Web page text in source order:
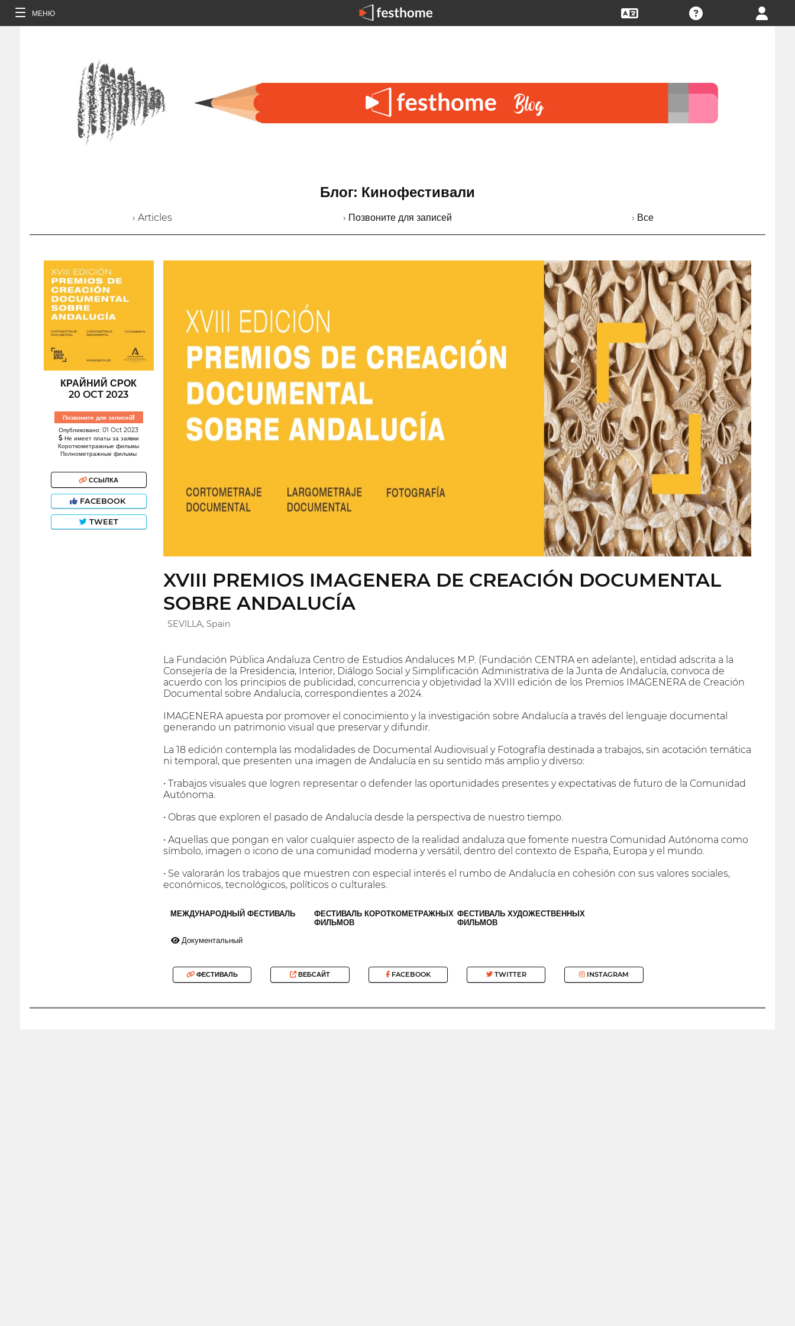
МЕНЮ
Блог: Кинофестивали
› Articles › Позвоните для записей › Все
КРАЙНИЙ СРОК
20 OCT 2023
Позвоните для записей!
Опубликовано: 01 Oct 2023
Не имеет платы за заявки
Короткометражные фильмы
Полнометражные фильмы
ССЫЛКА
FACEBOOK
TWEET
XVIII PREMIOS IMAGENERA DE CREACIÓN DOCUMENTAL
SOBRE ANDALUCÍA
SEVILLA, Spain
La Fundación Pública Andaluza Centro de Estudios Andaluces M.P. (Fundación CENTRA en adelante), entidad adscrita a la
Consejería de la Presidencia, Interior, Diálogo Social y Simplificación Administrativa de la Junta de Andalucía, convoca de
acuerdo con los principios de publicidad, concurrencia y objetividad la XVIII edición de los Premios IMAGENERA de Creación
Documental sobre Andalucía, correspondientes a 2024.
IMAGENERA apuesta por promover el conocimiento y la investigación sobre Andalucía a través del lenguaje documental
generando un patrimonio visual que preservar y difundir.
La 18 edición contempla las modalidades de Documental Audiovisual y Fotografía destinada a trabajos, sin acotación temática
ni temporal, que presenten una imagen de Andalucía en su sentido más amplio y diverso:
• Trabajos visuales que logren representar o defender las oportunidades presentes y expectativas de futuro de la Comunidad
Autónoma.
• Obras que exploren el pasado de Andalucía desde la perspectiva de nuestro tiempo.
• Aquellas que pongan en valor cualquier aspecto de la realidad andaluza que fomente nuestra Comunidad Autónoma como
símbolo, imagen o icono de una comunidad moderna y versátil, dentro del contexto de España, Europa y el mundo.
• Se valorarán los trabajos que muestren con especial interés el rumbo de Andalucía en cohesión con sus valores sociales,
económicos, tecnológicos, políticos o culturales.
МЕЖДУНАРОДНЫЙ ФЕСТИВАЛЬ
ФЕСТИВАЛЬ КОРОТКОМЕТРАЖНЫХ
ФИЛЬМОВ
ФЕСТИВАЛЬ ХУДОЖЕСТВЕННЫХ
ФИЛЬМОВ
Документальный
ФЕСТИВАЛЬ ВЕБСАЙТ FACEBOOK TWITTER INSTAGRAM